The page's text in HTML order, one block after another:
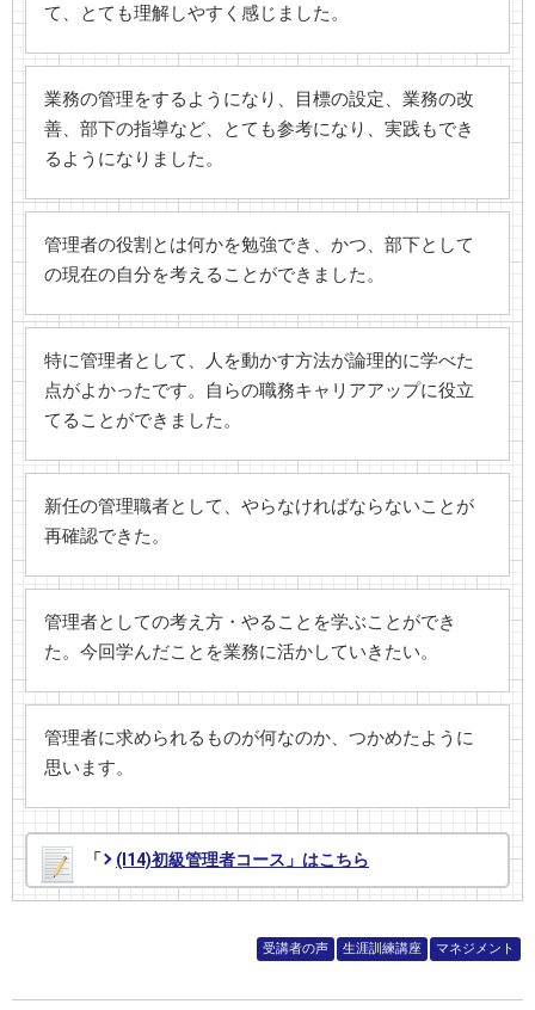
て、とても理解しやすく感じました。
業務の管理をするようになり、目標の設定、業務の改
善、部下の指導など、とても参考になり、実践もでき
るようになりました。
管理者の役割とは何かを勉強でき、かつ、部下として
の現在の自分を考えることができました。
特に管理者として、人を動かす方法が論理的に学べた
点がよかったです。自らの職務キャリアアップに役立
てることができました。
新任の管理職者として、やらなければならないことが
再確認できた。
管理者としての考え方・やることを学ぶことができ
た。今回学んだことを業務に活かしていきたい。
管理者に求められるものが何なのか、つかめたように
思います。
「 (I14)初級管理者コース」はこちら
受講者の声 生涯訓練講座 マネジメント